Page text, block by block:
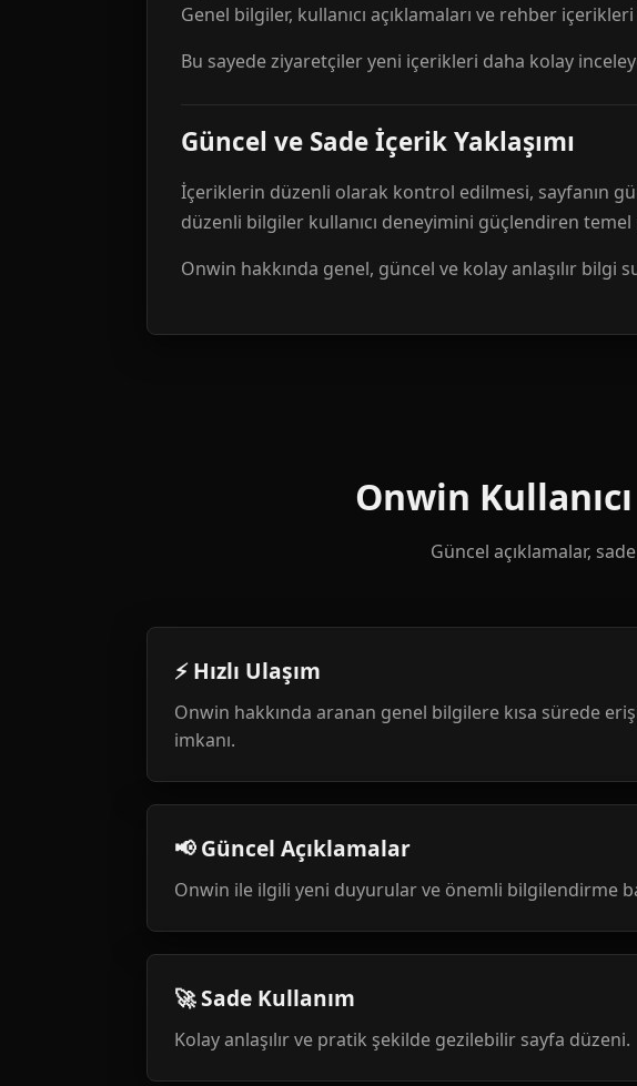
Genel bilgiler, kullanıcı açıklamaları ve rehber
Bu sayede ziyaretçiler yeni içerikleri daha kolay
Güncel ve Sade İçerik Yaklaşımı
İçeriklerin düzenli olarak kontrol edilmesi, sayfanın
düzenli bilgiler kullanıcı deneyimini güçlendiren
Onwin hakkında genel, güncel ve kolay anlaşılır bilgi
Onwin
Güncel açıklamalar,
⚡ Hızlı Ulaşım
Onwin hakkında aranan genel bilgilere kısa sürede
imkanı.
📢 Güncel Açıklamalar
Onwin ile ilgili yeni duyurular ve önemli bilgilendirme
🚀 Sade Kullanım
Kolay anlaşılır ve pratik şekilde gezilebilir sayfa düzeni.